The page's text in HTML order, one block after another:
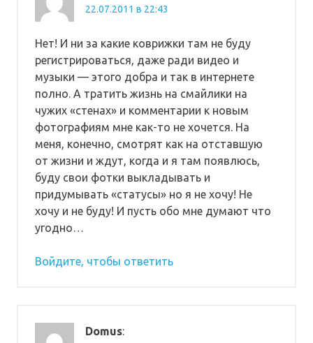
22.07.2011 в 22:43
Нет! И ни за какие коврижки там не буду
регистрироваться, даже ради видео и
музыки — этого добра и так в интернете
полно. А тратить жизнь на смайлики на
чужих «стенах» и комментарии к новым
фотографиям мне как-то не хочется. На
меня, конечно, смотрят как на отставшую
от жизни и ждут, когда и я там появлюсь,
буду свои фотки выкладывать и
придумывать «статусы» но я не хочу! Не
хочу и не буду! И пусть обо мне думают что
угодно…
Войдите, чтобы ответить
Domus: